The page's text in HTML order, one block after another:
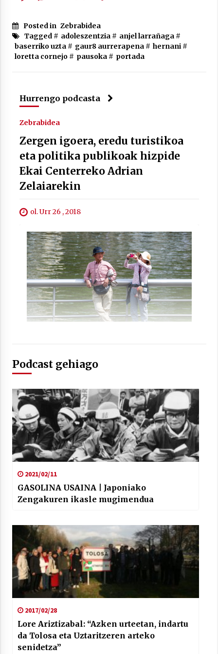
Posted in Zebrabidea
Tagged # adoleszentzia# anjel larrañaga#
baserriko uzta# gaur8 aurrerapena# hernani#
loretta cornejo# pausoka# portada
Hurrengo podcasta
Zebrabidea
Zergen igoera, eredu turistikoa
eta politika publikoak hizpide
Ekai Centerreko Adrian
Zelaiarekin
ol. Urr 26 , 2018
Podcast gehiago
2021/02/11
GASOLINA USAINA | Japoniako
Zengakuren ikasle mugimendua
2017/02/28
Lore Ariztizabal: “Azken urteetan, indartu
da Tolosa eta Uztaritzeren arteko
senidetza”